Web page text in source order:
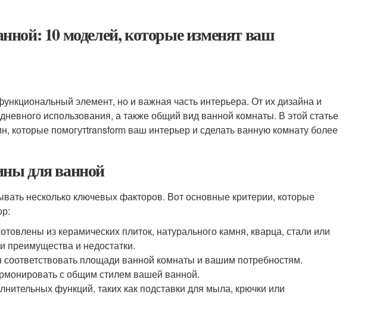
10 моделей, которые изменят ваш
элемент, но и важная часть интерьера. От их дизайна и
использования, а также общий вид ванной комнаты. В этой статье
которые помогутtransform ваш интерьер и сделать ванную комнату более
для ванной
несколько ключевых факторов. Вот основные критерии, которые
из керамических плиток, натурального камня, кварца, стали или
преимущества и недостатки.
площади ванной комнаты и вашим потребностям.
с общим стилем вашей ванной.
функций, таких как подставки для мыла, крючки или